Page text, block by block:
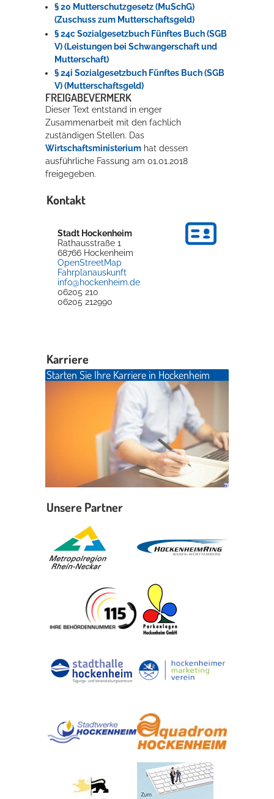
§ 20 Mutterschutzgesetz (MuSchG)
(Zuschuss zum Mutterschaftsgeld)
§ 24c Sozialgesetzbuch Fünftes Buch (SGB
V) (Leistungen bei Schwangerschaft und
Mutterschaft)
§ 24i Sozialgesetzbuch Fünftes Buch (SGB
V) (Mutterschaftsgeld)
FREIGABEVERMERK
Dieser Text entstand in enger
Zusammenarbeit mit den fachlich
zuständigen Stellen. Das
Wirtschaftsministerium hat dessen
ausführliche Fassung am 01.01.2018
freigegeben.
Kontakt
Stadt Hockenheim
Rathausstraße 1
68766 Hockenheim
OpenStreetMap
Fahrplanauskunft
info@hockenheim.de
06205 210
06205 212990
Karriere
Starten Sie Ihre Karriere in Hockenheim
Unsere Partner